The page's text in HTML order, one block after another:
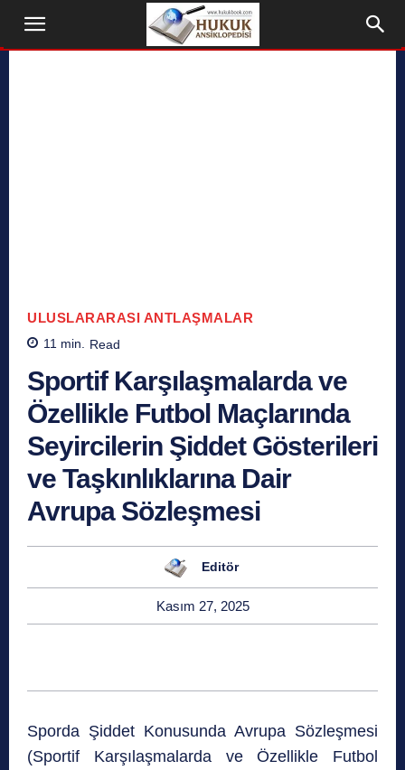
ULUSLARARASI ANTLAŞMALAR
11 min. Read
Sportif Karşılaşmalarda ve
Özellikle Futbol Maçlarında
Seyircilerin Şiddet Gösterileri
ve Taşkınlıklarına Dair
Avrupa Sözleşmesi
Editör
Kasım 27, 2025
Sporda Şiddet Konusunda Avrupa Sözleşmesi
(Sportif Karşılaşmalarda ve Özellikle Futbol